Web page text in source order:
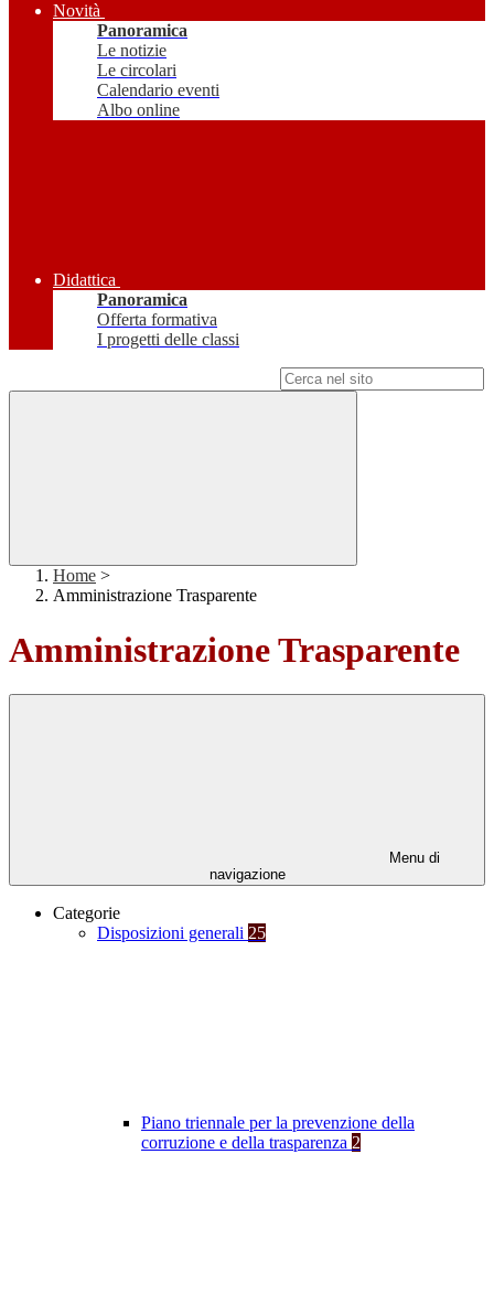
Novità
Panoramica
Le notizie
Le circolari
Calendario eventi
Albo online
Didattica
Panoramica
Offerta formativa
I progetti delle classi
Home >
Amministrazione Trasparente
Amministrazione Trasparente
Menu di
navigazione
Categorie
Disposizioni generali 25
Piano triennale per la prevenzione della
corruzione e della trasparenza 2